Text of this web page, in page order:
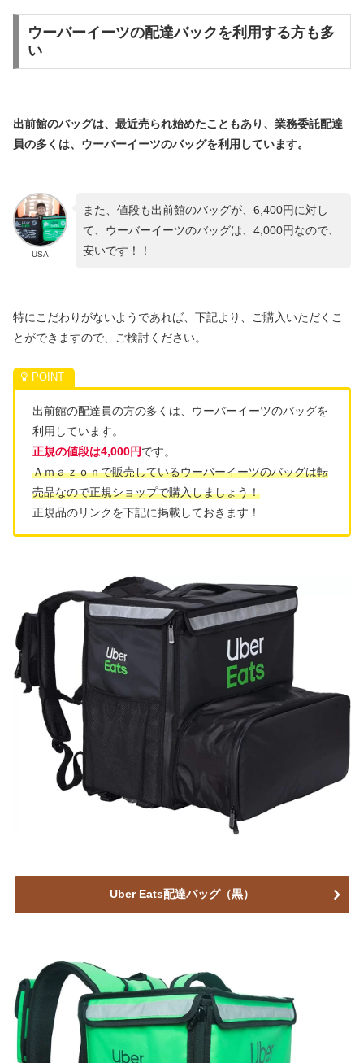
ウーバーイーツの配達バックを利用する方も多
い
出前館のバッグは、最近売られ始めたこともあり、業務委託配達
員の多くは、ウーバーイーツのバッグを利用しています。
USA
また、値段も出前館のバッグが、6,400円に対し
て、ウーバーイーツのバッグは、4,000円なので、
安いです！！
特にこだわりがないようであれば、下記より、ご購入いただくこ
とができますので、ご検討ください。
出前館の配達員の方の多くは、ウーバーイーツのバッグを
利用しています。
正規の値段は4,000円です。
Ａｍａｚｏｎで販売しているウーバーイーツのバッグは転
売品なので正規ショップで購入しましょう！
正規品のリンクを下記に掲載しておきます！
Uber Eats配達バッグ（黒）